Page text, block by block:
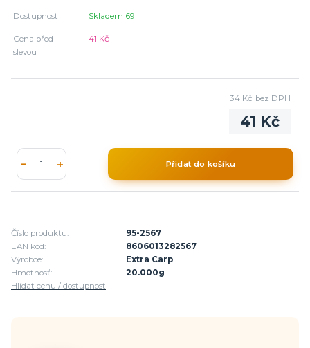
Dostupnost Skladem 69
Cena před
slevou
41 Kč
41 Kč
34 Kč bez DPH
Přidat do košíku
Číslo produktu:
95-2567
EAN kód:
8606013282567
Výrobce:
Extra Carp
Hmotnosť:
20.000g
Hlídat cenu / dostupnost